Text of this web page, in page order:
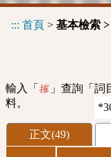
::: 首頁 > 基本檢索
輸入「 摧 」查詢「詞
料。
正文(49)